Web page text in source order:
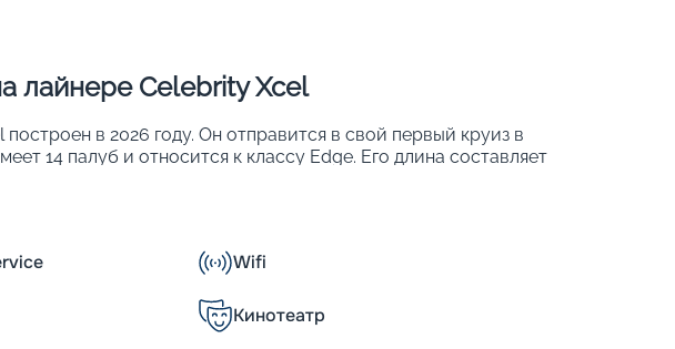
лайнере Celebrity Xcel
в 2026 году. Он отправится в свой первый круиз в
14 палуб и относится к классу Edge. Его длина составляет
3950 пассажиров. Это новейшее судно предлагает
площадку Magic Carpet, которая эффектно спускается с
воды;
разных классов, среди которых каждый турист сможет
Wifi
Кинотеатр